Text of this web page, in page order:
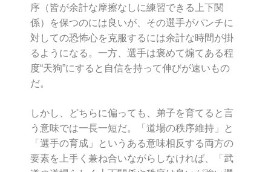
序（皆が余計な摩擦なしに練習できる上下関
係）を保つのには良いが、その選手がパンチに
対しての恐怖心を克服するには余計な時間が掛
るようになる。一方、選手は褒めて煽てある程
度“天狗”にすると自信を持って伸びが速いもの
だ。
しかし、どちらに偏っても、弟子を育てると言
う意味では一長一短だ。「道場の秩序維持」と
「選手の育成」というある意味相反する両方の
要素を上手く兼ね合いながらしなければ、「武